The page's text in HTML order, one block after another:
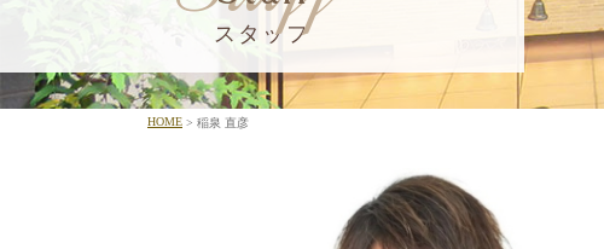
スタッフ
HOME 稲泉 直彦